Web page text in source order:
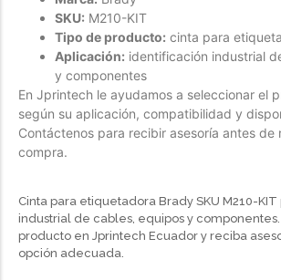
Another as studied
Forfeited you engrossed
Especially favourable
Video
SKU: M210-KIT
Tipo de producto: cinta para
Aplicación: identificación industrial
y componentes
En Jprintech le ayudamos a seleccionar el
según su aplicación, compatibilidad y
Contáctenos para recibir asesoría antes de
compra.
Cinta para etiquetadora Brady SKU M210-
industrial de cables, equipos y
producto en Jprintech Ecuador y reciba
opción adecuada.